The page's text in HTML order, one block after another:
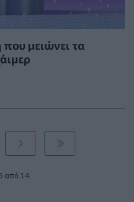
μειώνει τα
από 14